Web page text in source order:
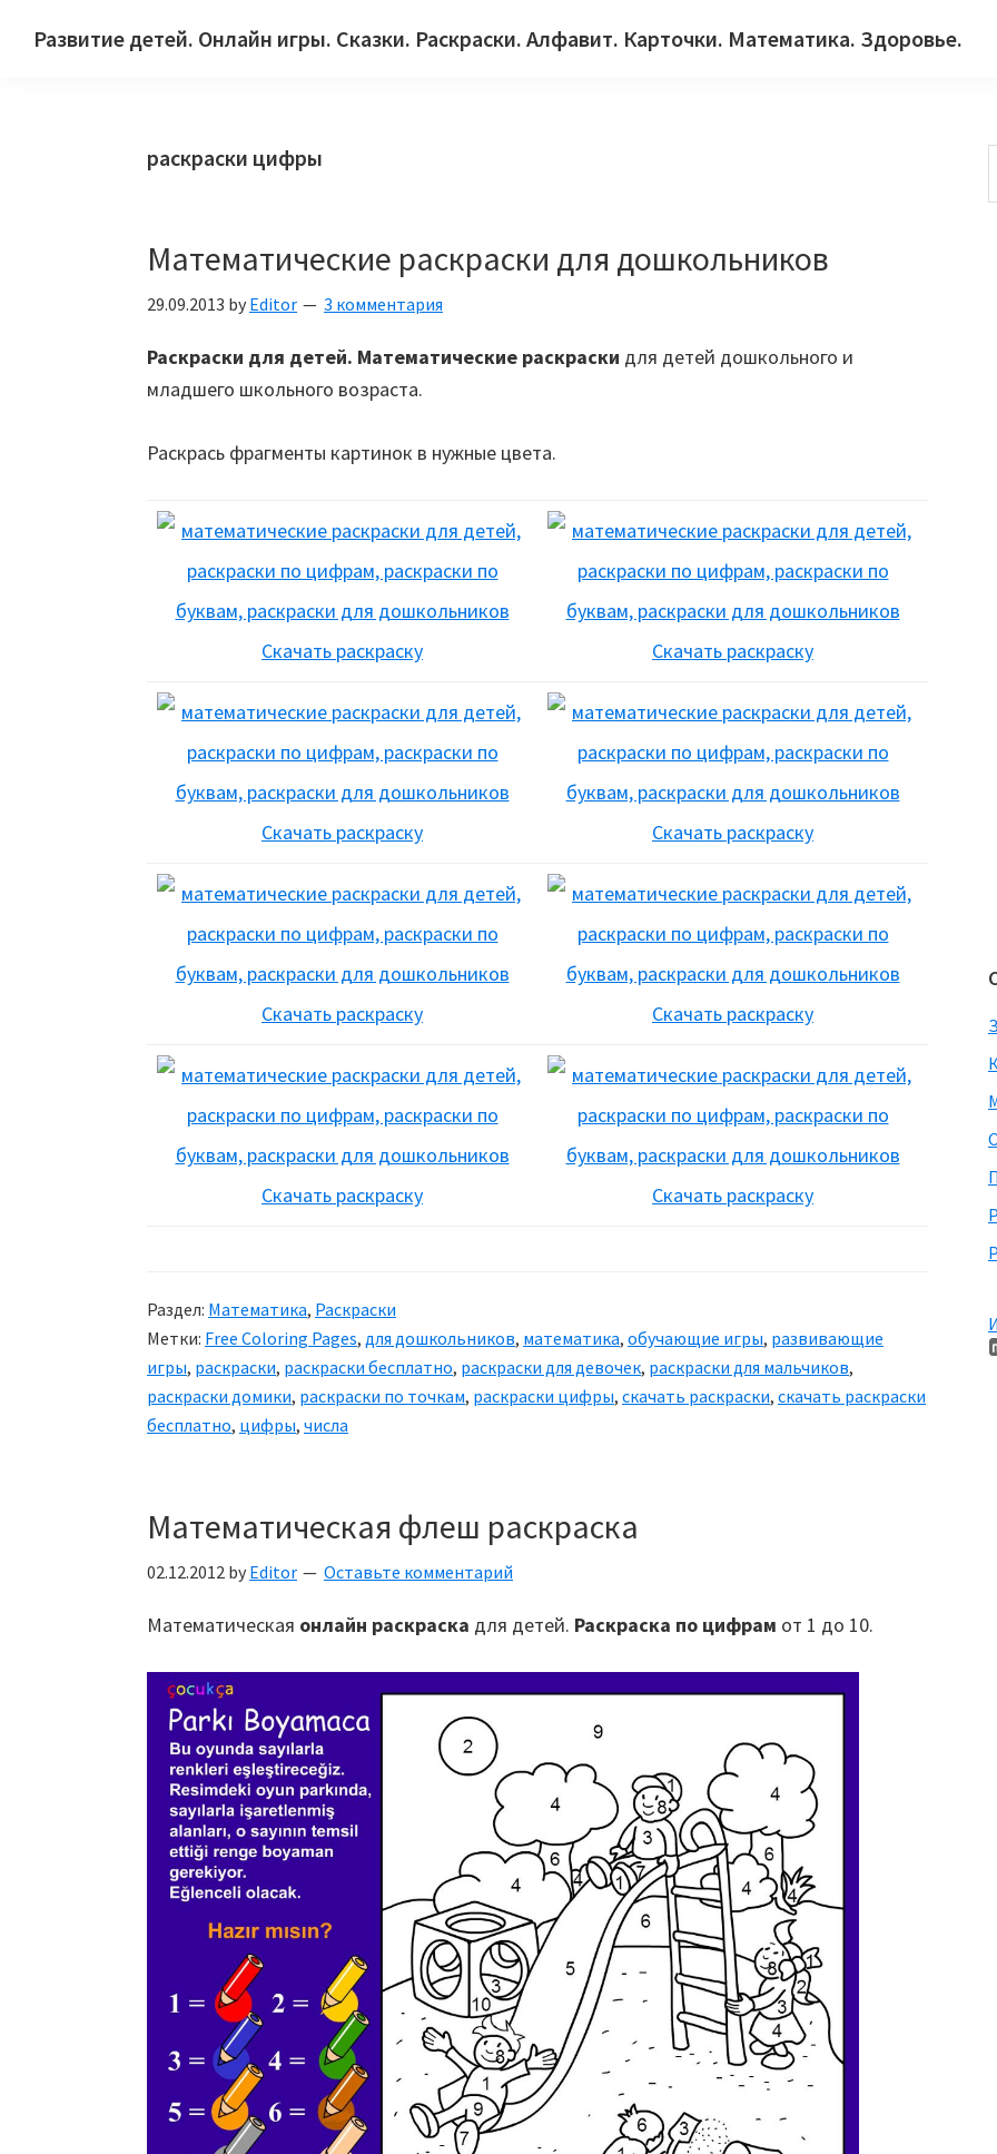
Развитие детей. Онлайн игры. Сказки. Раскраски. Алфавит. Карточки. Математика. Здоровье.
раскраски цифры
Математические раскраски для дошкольников
29.09.2013 by Editor 3 комментария
Раскраски для детей. Математические раскраски для детей дошкольного и
младшего школьного возраста.
Раскрась фрагменты картинок в нужные цвета.
Скачать раскраску Скачать раскраску
Скачать раскраску Скачать раскраску
Скачать раскраску Скачать раскраску
Скачать раскраску Скачать раскраску
Раздел: Математика, Раскраски
Метки: Free Coloring Pages, для дошкольников, математика, обучающие игры, развивающие
игры, раскраски, раскраски бесплатно, раскраски для девочек, раскраски для мальчиков,
раскраски домики, раскраски по точкам, раскраски цифры, скачать раскраски, скачать раскраски
бесплатно, цифры, числа
Математическая флеш раскраска
02.12.2012 by Editor Оставьте комментарий
Математическая онлайн раскраска для детей. Раскраска по цифрам от 1 до 10.